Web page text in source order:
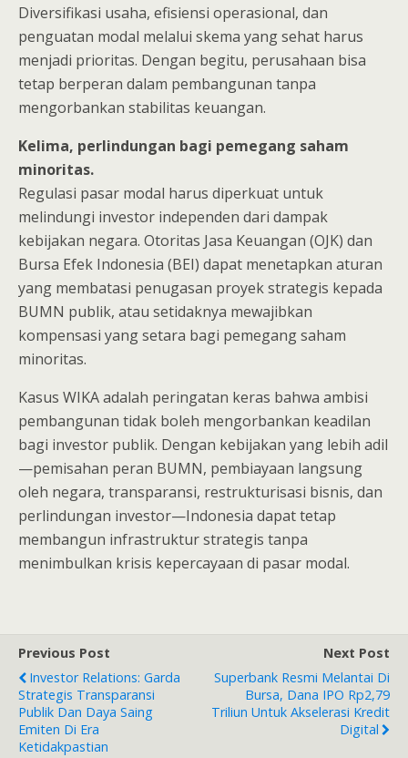
Diversifikasi usaha, efisiensi operasional, dan
penguatan modal melalui skema yang sehat harus
menjadi prioritas. Dengan begitu, perusahaan bisa
tetap berperan dalam pembangunan tanpa
mengorbankan stabilitas keuangan.
Kelima, perlindungan bagi pemegang saham
minoritas.
Regulasi pasar modal harus diperkuat untuk
melindungi investor independen dari dampak
kebijakan negara. Otoritas Jasa Keuangan (OJK) dan
Bursa Efek Indonesia (BEI) dapat menetapkan aturan
yang membatasi penugasan proyek strategis kepada
BUMN publik, atau setidaknya mewajibkan
kompensasi yang setara bagi pemegang saham
minoritas.
Kasus WIKA adalah peringatan keras bahwa ambisi
pembangunan tidak boleh mengorbankan keadilan
bagi investor publik. Dengan kebijakan yang lebih adil
—pemisahan peran BUMN, pembiayaan langsung
oleh negara, transparansi, restrukturisasi bisnis, dan
perlindungan investor—Indonesia dapat tetap
membangun infrastruktur strategis tanpa
menimbulkan krisis kepercayaan di pasar modal.
Previous Post
Investor Relations: Garda
Strategis Transparansi
Publik Dan Daya Saing
Emiten Di Era
Ketidakpastian
Next Post
Superbank Resmi Melantai Di
Bursa, Dana IPO Rp2,79
Triliun Untuk Akselerasi Kredit
Digital